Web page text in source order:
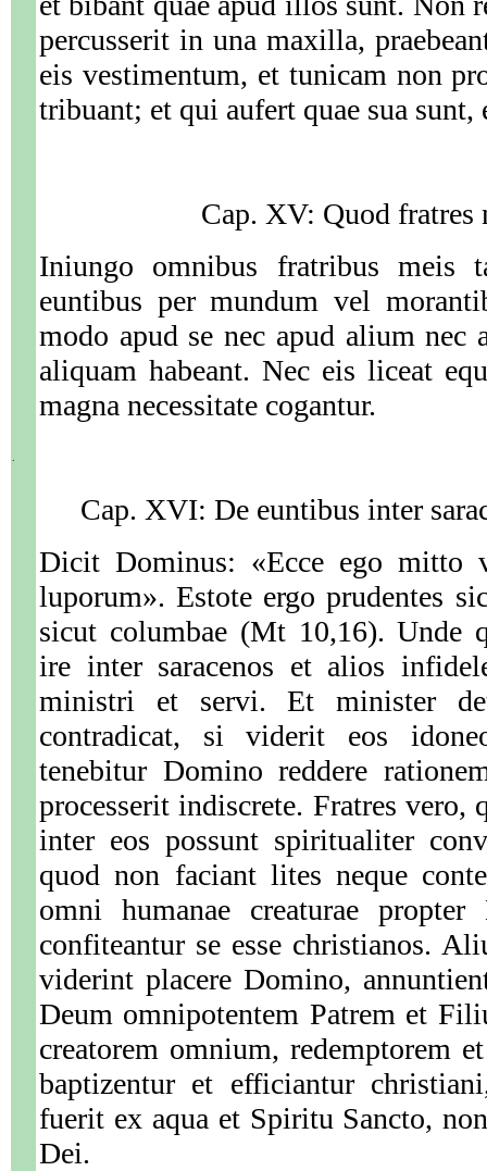
percusserit in una maxilla,
eis vestimentum, et tunicam non
tribuant; et qui aufert quae sua sunt,
Cap. XV: Quod fratres
Iniungo omnibus fratribus meis
euntibus per mundum vel
modo apud se nec apud alium nec
aliquam habeant. Nec eis liceat
magna necessitate cogantur.
Cap. XVI: De euntibus inter
Dicit Dominus: «Ecce ego mitto
luporum». Estote ergo prudentes
sicut columbae (Mt 10,16). Unde
ire inter saracenos et alios
ministri et servi. Et minister
contradicat, si viderit eos
tenebitur Domino reddere
processerit indiscrete. Fratres vero,
inter eos possunt spiritualiter
quod non faciant lites neque
omni humanae creaturae
confiteantur se esse christianos.
viderint placere Domino,
Deum omnipotentem Patrem et
creatorem omnium, redemptorem
baptizentur et efficiantur
fuerit ex aqua et Spiritu Sancto,
Dei.